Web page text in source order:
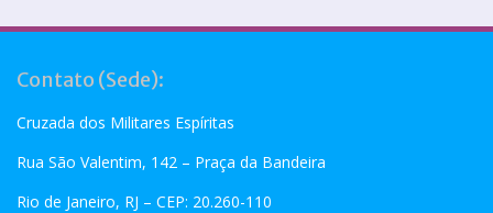
Contato (Sede):
Cruzada dos Militares Espíritas
Rua São Valentim, 142 – Praça da Bandeira
Rio de Janeiro, RJ – CEP: 20.260-110